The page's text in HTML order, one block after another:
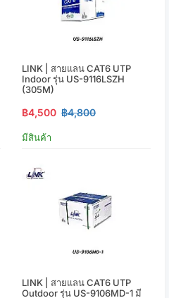
LINK | สายแลน CAT6 UTP
Indoor รุ่น US-9116LSZH
(305M)
฿4,500 ฿4,800
มีสินค้า
LINK | สายแลน CAT6 UTP
Outdoor รุ่น US-9106MD-1 มี